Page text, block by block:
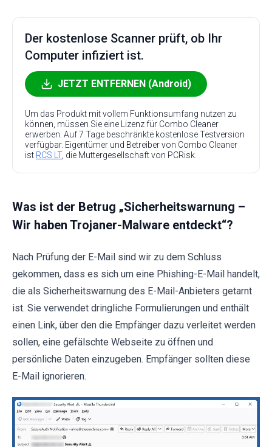
Der kostenlose Scanner prüft, ob Ihr
Computer infiziert ist.
JETZT ENTFERNEN (Android)
Um das Produkt mit vollem Funktionsumfang nutzen zu
können, müssen Sie eine Lizenz für Combo Cleaner
erwerben. Auf 7 Tage beschränkte kostenlose Testversion
verfügbar. Eigentümer und Betreiber von Combo Cleaner
ist RCS LT, die Muttergesellschaft von PCRisk.
Was ist der Betrug „Sicherheitswarnung –
Wir haben Trojaner-Malware entdeckt“?
Nach Prüfung der E-Mail sind wir zu dem Schluss
gekommen, dass es sich um eine Phishing-E-Mail handelt,
die als Sicherheitswarnung des E-Mail-Anbieters getarnt
ist. Sie verwendet dringliche Formulierungen und enthält
einen Link, über den die Empfänger dazu verleitet werden
sollen, eine gefälschte Webseite zu öffnen und
persönliche Daten einzugeben. Empfänger sollten diese
E-Mail ignorieren.